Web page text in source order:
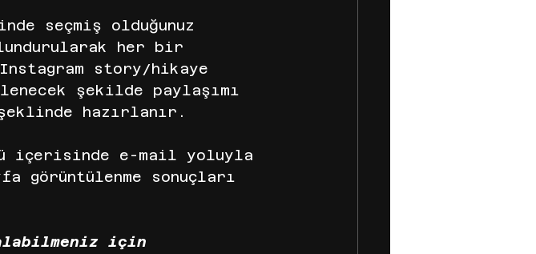
seçmiş olduğunuz
her bir
story/hikaye
şekilde paylaşımı
hazırlanır.
içerisinde e-mail yoluyla
görüntülenme sonuçları
için